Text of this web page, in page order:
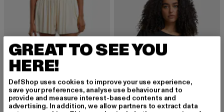
GREAT TO SEE YOU
HERE!
DefShop uses cookies to improve your use experience,
save your preferences, analyse use behaviour and to
provide and measure interest-based contents and
advertising. In addition, we allow partners to extract data